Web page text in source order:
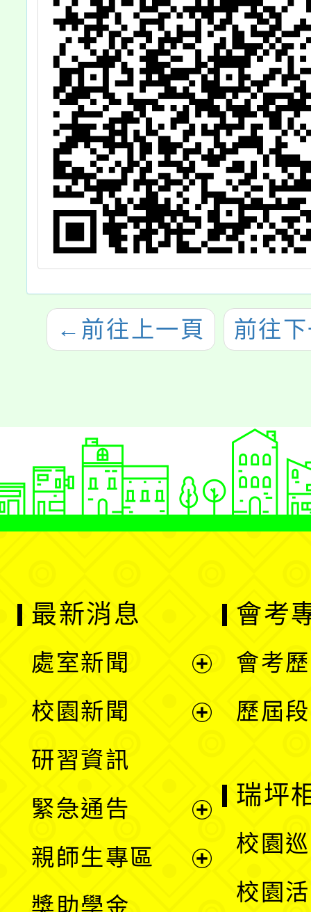
屬踴躍報名參
加，請查照。
← 前往上一頁 前往
最新消息
處室新聞
單
校園新聞
選
單
研習資訊
緊急通告
親師生專區
獎助學金
會考
會考
歷屆
瑞坪
校園
校園